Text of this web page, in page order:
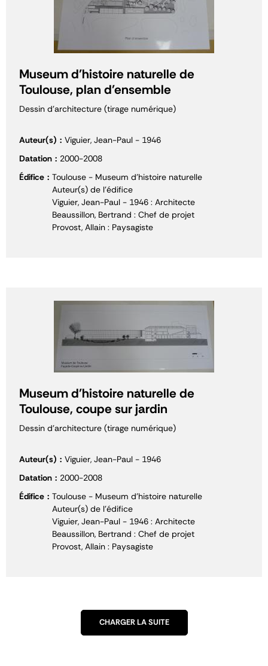
Museum d'histoire naturelle de
Toulouse, plan d'ensemble
Dessin d'architecture (tirage numérique)
Auteur(s)
Viguier, Jean-Paul - 1946
Datation
2000-2008
Édifice
Toulouse - Museum d'histoire naturelle
Auteur(s) de l'édifice
Viguier, Jean-Paul - 1946 : Architecte
Beaussillon, Bertrand : Chef de projet
Provost, Allain : Paysagiste
Museum d'histoire naturelle de
Toulouse, coupe sur jardin
Dessin d'architecture (tirage numérique)
Auteur(s)
Viguier, Jean-Paul - 1946
Datation
2000-2008
Édifice
Toulouse - Museum d'histoire naturelle
Auteur(s) de l'édifice
Viguier, Jean-Paul - 1946 : Architecte
Beaussillon, Bertrand : Chef de projet
Provost, Allain : Paysagiste
CHARGER LA SUITE